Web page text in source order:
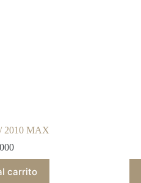
2010 MAX
carrito